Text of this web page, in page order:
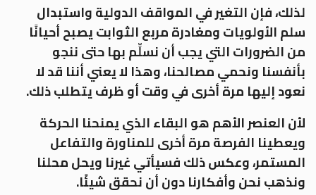
لذلك، فإن التغير في المواقف الدولية واستبدال
سلم الأولويات ومغادرة مربع الثوابت يصبح أحيانًا
من الضرورات التي يجب أن نسلِّم بها حتى ننجو
بأنفسنا ونحمي مصالحنا، وهذا لا يعني أننا قد لا
نعود إليها مرة أخرى في وقت أو ظرف يتطلب ذلك.
لأن العنصر الأهم هو البقاء الذي يمنحنا الحركة
ويعطينا الفرصة مرة أخرى للمناورة والتفاعل
المستمر، وعكس ذلك فسيأتي غيرنا ويحل محلنا
ونذهب نحن وأفكارنا دون أن نحقق شيئًا.